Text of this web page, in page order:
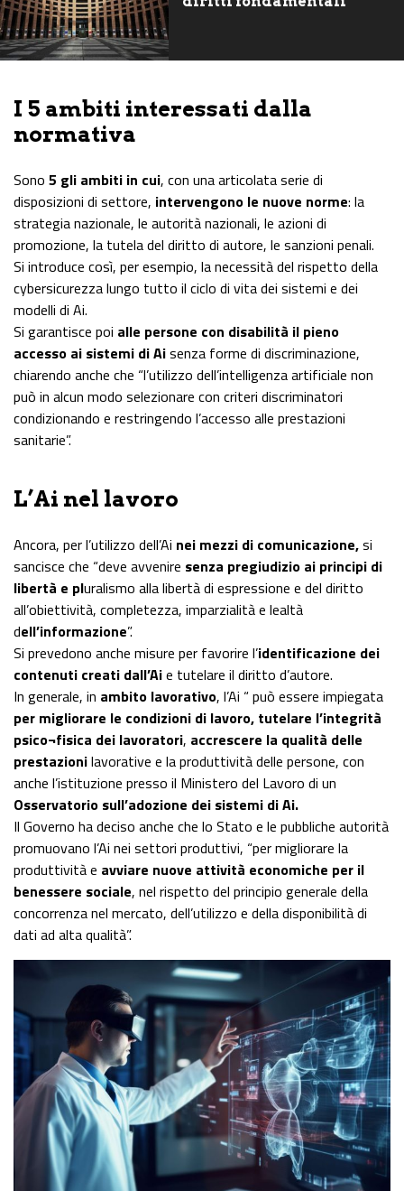
I 5 ambiti interessati dalla
normativa
Sono 5 gli ambiti in cui, con una articolata serie di
disposizioni di settore, intervengono le nuove norme: la
strategia nazionale, le autorità nazionali, le azioni di
promozione, la tutela del diritto di autore, le sanzioni penali.
Si introduce così, per esempio, la necessità del rispetto della
cybersicurezza lungo tutto il ciclo di vita dei sistemi e dei
modelli di Ai.
Si garantisce poi alle persone con disabilità il pieno
accesso ai sistemi di Aisenza forme di discriminazione,
chiarendo anche che “l’utilizzo dell’intelligenza artificiale non
può in alcun modo selezionare con criteri discriminatori
condizionando e restringendo l’accesso alle prestazioni
sanitarie”.
L’Ai nel lavoro
Ancora, per l’utilizzo dell’Ai nei mezzi di comunicazione,si
sancisce che “deve avvenire senza pregiudizio ai principi di
libertà e pluralismo alla libertà di espressione e del diritto
all’obiettività, completezza, imparzialità e lealtà
dell’informazione”.
Si prevedono anche misure per favorire l’identificazione dei
contenuti creati dall’Aie tutelare il diritto d’autore.
In generale, in ambito lavorativo, l’Ai “ può essere impiegata
per migliorare le condizioni di lavoro, tutelare l’integrità
psico¬fisica dei lavoratori, accrescere la qualità delle
prestazionilavorative e la produttività delle persone, con
anche l’istituzione presso il Ministero del Lavoro di un
Osservatorio sull’adozione dei sistemi di Ai.
Il Governo ha deciso anche che lo Stato e le pubbliche autorità
promuovano l’Ai nei settori produttivi, “per migliorare la
produttività e avviare nuove attività economiche per il
benessere sociale, nel rispetto del principio generale della
concorrenza nel mercato, dell’utilizzo e della disponibilità di
dati ad alta qualità”.